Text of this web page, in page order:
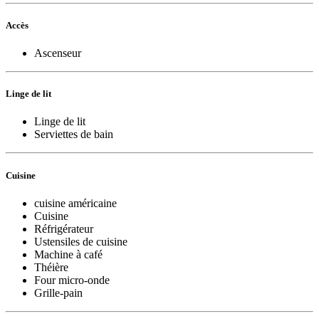
Accès
Ascenseur
Linge de lit
Linge de lit
Serviettes de bain
Cuisine
cuisine américaine
Cuisine
Réfrigérateur
Ustensiles de cuisine
Machine à café
Théière
Four micro-onde
Grille-pain